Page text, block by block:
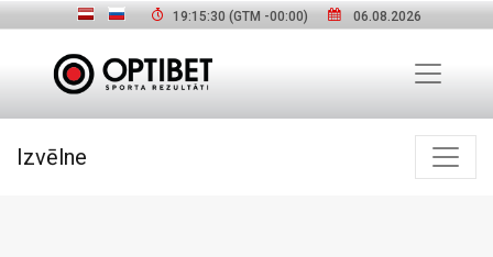
19:15:32(GTM -00:00) 06.08.2026
Izvēlne